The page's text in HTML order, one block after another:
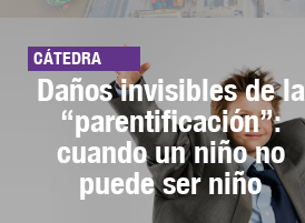
CÁTEDRA
Daños invisibles de la
“parentificación”:
cuando un niño no
puede ser niño